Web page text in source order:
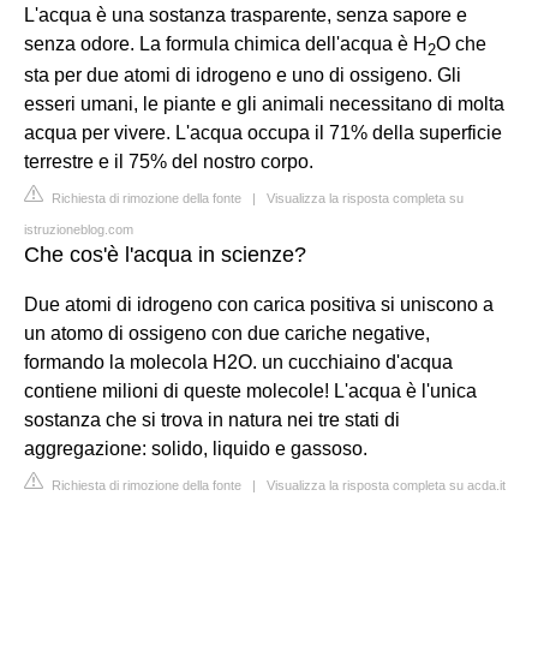
L'acqua è una sostanza trasparente, senza sapore e
senza odore. La formula chimica dell'acqua è H 2O che
sta per due atomi di idrogeno e uno di ossigeno. Gli
esseri umani, le piante e gli animali necessitano di molta
acqua per vivere. L'acqua occupa il 71% della superficie
terrestre e il 75% del nostro corpo.
Richiesta di rimozione della fonte | Visualizza la risposta completa su
istruzioneblog.com
Che cos'è l'acqua in scienze?
Due atomi di idrogeno con carica positiva si uniscono a
un atomo di ossigeno con due cariche negative,
formando la molecola H2O. un cucchiaino d'acqua
contiene milioni di queste molecole! L'acqua è l'unica
sostanza che si trova in natura nei tre stati di
aggregazione: solido, liquido e gassoso.
Richiesta di rimozione della fonte | Visualizza la risposta completa su acda.it